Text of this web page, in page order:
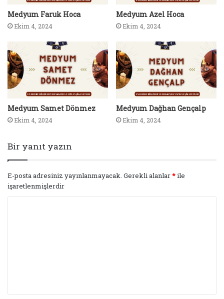
Medyum Faruk Hoca
Ekim 4, 2024
Medyum Azel Hoca
Ekim 4, 2024
Medyum Samet Dönmez
Ekim 4, 2024
Medyum Dağhan Gençalp
Ekim 4, 2024
Bir yanıt yazın
E-posta adresiniz yayınlanmayacak. Gerekli alanlar*ile
işaretlenmişlerdir